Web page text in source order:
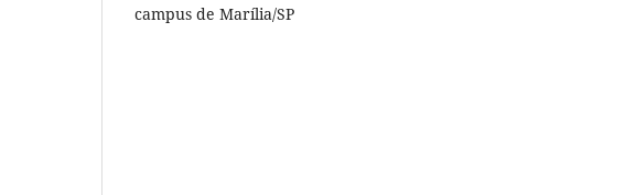
campus de Marília/SP